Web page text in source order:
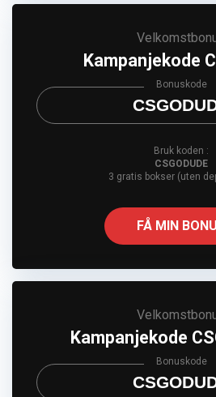
Kampanjekode
Bonuskode
Bruk koden :
CSGODUDE
3 gratis bokser (uten
FÅ MIN
Kampanjekode
Bonuskode